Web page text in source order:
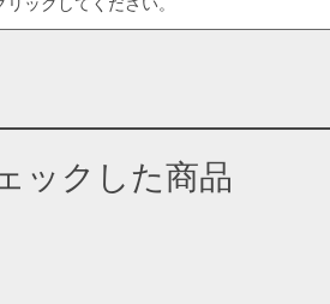
ックした商品